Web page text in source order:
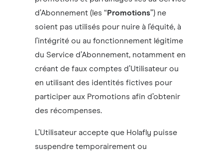
d’Abonnement (les “ Promotions”) ne
soient pas utilisés pour nuire à l’équité, à
l’intégrité ou au fonctionnement légitime
du Service d’Abonnement, notamment en
créant de faux comptes d’Utilisateur ou
en utilisant des identités fictives pour
participer aux Promotions afin d’obtenir
des récompenses.
L’Utilisateur accepte que Holafly puisse
suspendre temporairement ou